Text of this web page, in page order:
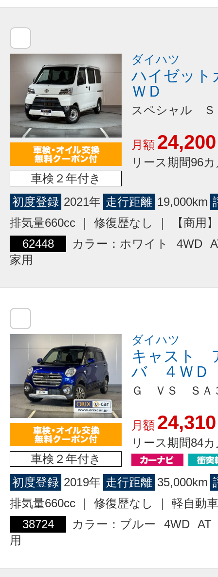
車検２年付き
ダイハツ
ハイゼッ
ＷＤ
スペシャル Ｓ
月額 24,200
リース期間96
初度登録 2021年 走行距離 19,000km
排気量660cc ｜ 修復歴なし ｜ 【商用
62448
カラー：ホワイト 4WD
家用
車検２年付き
ダイハツ
キャスト
バ ４ＷＤ
Ｇ ＶＳ ＳＡ
月額 24,310
リース期間84
初度登録 2019年 走行距離 35,000km
排気量660cc ｜ 修復歴なし ｜ 軽自動車
38724
カラー：ブルー 4WD AT
用